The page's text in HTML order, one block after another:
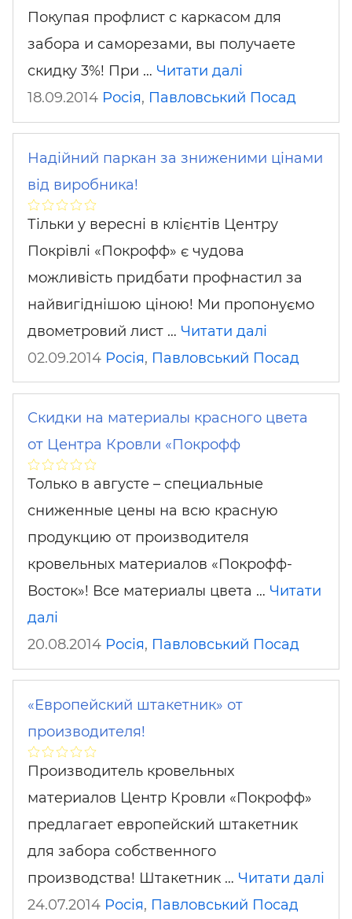
Покупая профлист с каркасом для
забора и саморезами, вы получаете
скидку 3%! При … Читати далі
18.09.2014 Росія, Павловський Посад
Надійний паркан за зниженими цінами
від виробника!
Тільки у вересні в клієнтів Центру
Покрівлі «Покрофф» є чудова
можливість придбати профнастил за
найвигіднішою ціною! Ми пропонуємо
двометровий лист … Читати далі
02.09.2014 Росія, Павловський Посад
Скидки на материалы красного цвета
от Центра Кровли «Покрофф
Только в августе – специальные
сниженные цены на всю красную
продукцию от производителя
кровельных материалов «Покрофф-
Восток»! Все материалы цвета … Читати
далі
20.08.2014 Росія, Павловський Посад
«Европейский штакетник» от
производителя!
Производитель кровельных
материалов Центр Кровли «Покрофф»
предлагает европейский штакетник
для забора собственного
производства! Штакетник … Читати далі
24.07.2014 Росія, Павловський Посад